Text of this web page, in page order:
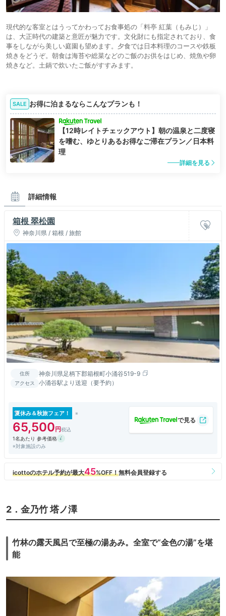
現代的な客室とはうってかわってお食事処の「料亭 紅葉（もみじ）」
は、大正時代の建築と意匠が魅力です。文化財にも指定されており、食
事をしながら美しい庭園も望めます。夕食では日本料理のコースや鉄板
焼きをどうぞ。朝食は海苔や総菜などのご飯のお供をはじめ、焼魚や卵
焼きなど。土鍋で炊いたご飯がすすみます。
SALE お得に泊まるならこんなプランも！
【12時レイトチェックアウト】朝の温泉と二度寝
を嗜む、ゆとりあるお得なご滞在プラン／日本料
理
詳細を見る
詳細情報
箱根 翠松園
神奈川県 / 箱根 / 旅館
住所 神奈川県足柄下郡箱根町小涌谷519-9
アクセス 小涌谷駅より送迎（要予約）
夏休み＆秋旅フェア！
65,500
1名あたり 参考価格
※対象施設のみ
2．金乃竹 塔ノ澤
竹林の露天風呂で至極の湯あみ。全室で“金色の湯”を堪
能